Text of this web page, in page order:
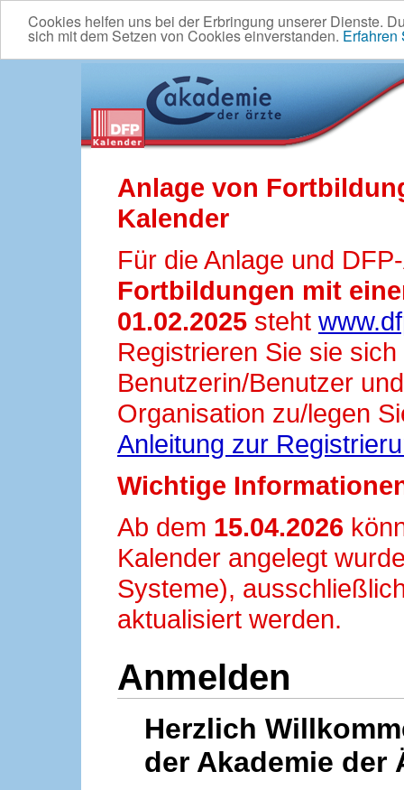
Cookies helfen uns bei der Erbringung unserer Dienste.
sich mit dem Setzen von Cookies einverstanden. Erfahren
Anlage von
Kalender
Für die Anlage und
Fortbildungen mit
01.02.2025 steht
Registrieren Sie sie
Benutzerin/Benutzer
Organisation zu/legen
Anleitung zur
Wichtige
Ab dem 15.04.2026
Kalender angelegt
Systeme),
aktualisiert werden.
Anmelden
Herzlich
der Akademie der